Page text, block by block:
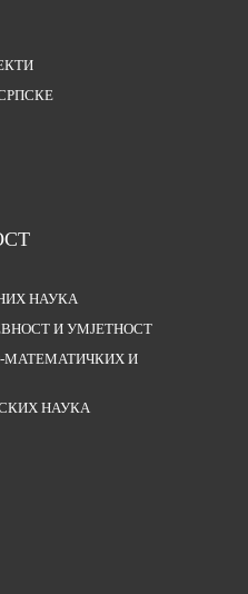
НАУКА
И УМЈЕТНОСТ
МАТЕМАТИЧКИХ И
НАУКА